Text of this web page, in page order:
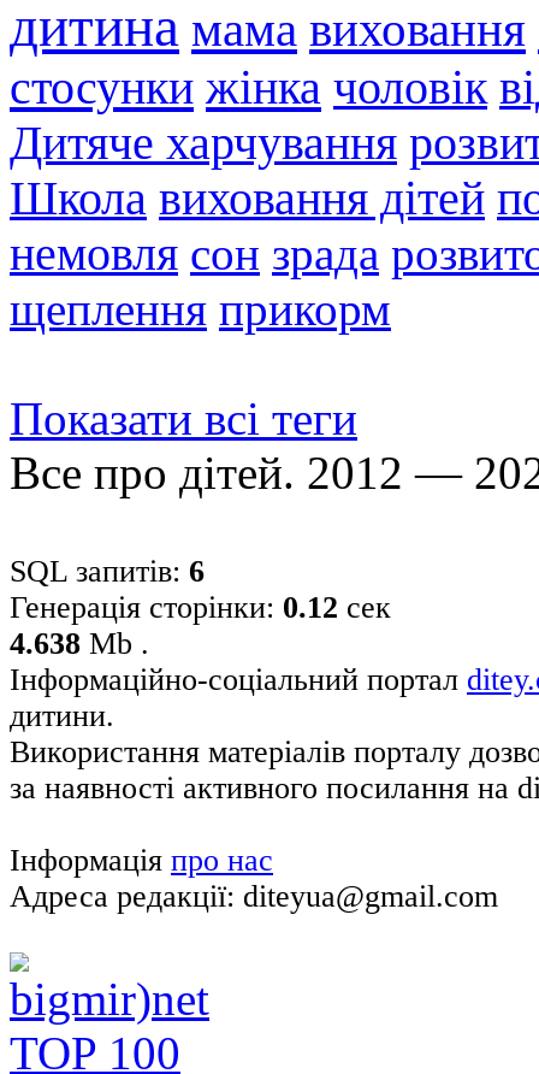
дитина мама виховання
стосунки жінка чоловік
Дитяче харчування
Школа виховання дітей
немовля сон зрада
щеплення прикорм
Показати всі теги
Все про дітей. 2012 —
SQL запитів: 6
Генерація сторінки: 0.12 сек
4.638 Mb .
Інформаційно-соціальний портал
дитини.
Використання матеріалів порталу
за наявності активного посилання на
Інформація про нас
Адреса редакції: diteyua@gmail.com